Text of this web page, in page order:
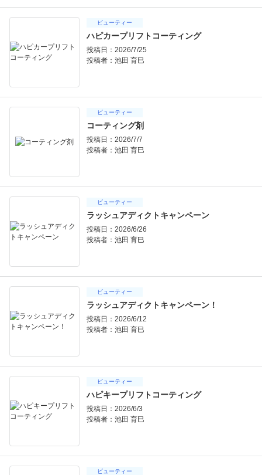
ビューティー
ハピカープリフトコーティング
投稿日：2026/7/25
投稿者： 池田 育巳
ビューティー
コーティング剤
投稿日：2026/7/7
投稿者： 池田 育巳
ビューティー
ラッシュアディクトキャンペーン
投稿日：2026/6/26
投稿者： 池田 育巳
ビューティー
ラッシュアディクトキャンペーン！
投稿日：2026/6/12
投稿者： 池田 育巳
ビューティー
ハピキープリフトコーティング
投稿日：2026/6/3
投稿者： 池田 育巳
ビューティー